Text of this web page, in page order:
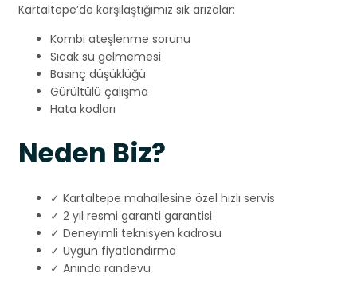
Kartaltepe’de karşılaştığımız sık arızalar:
Kombi ateşlenme sorunu
Sıcak su gelmemesi
Basınç düşüklüğü
Gürültülü çalışma
Hata kodları
Neden Biz?
✓ Kartaltepe mahallesine özel hızlı servis
✓ 2 yıl resmi garanti garantisi
✓ Deneyimli teknisyen kadrosu
✓ Uygun fiyatlandırma
✓ Anında randevu